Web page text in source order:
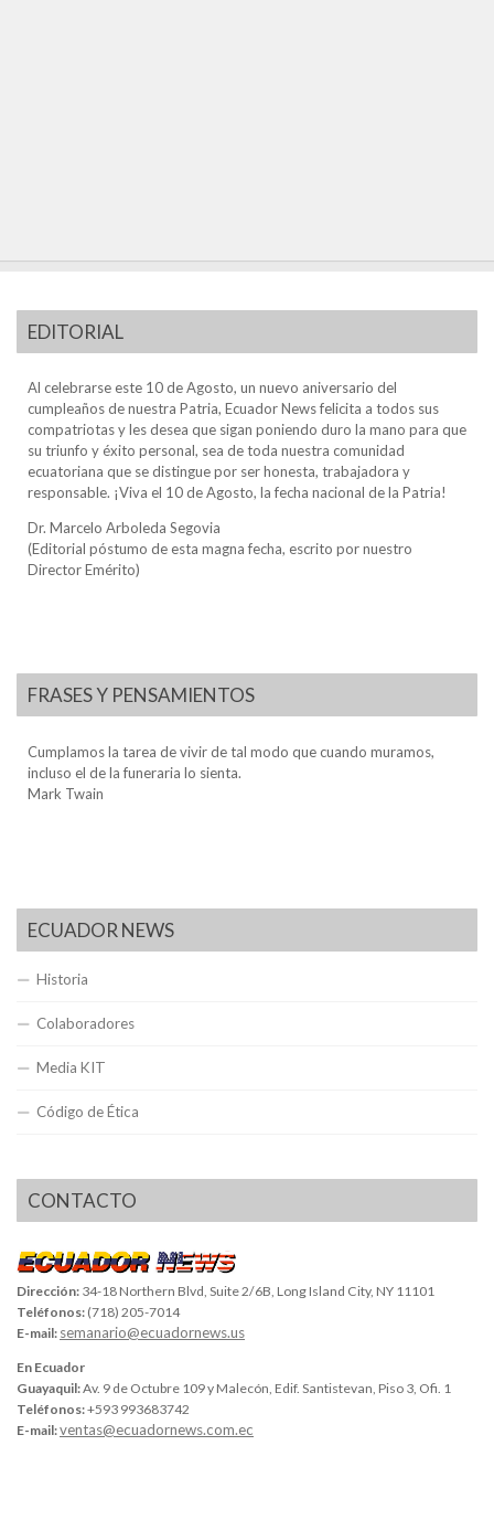
EDITORIAL
Al celebrarse este 10 de Agosto, un nuevo aniversario del
cumpleaños de nuestra Patria, Ecuador News felicita a todos sus
compatriotas y les desea que sigan poniendo duro la mano para que
su triunfo y éxito personal, sea de toda nuestra comunidad
ecuatoriana que se distingue por ser honesta, trabajadora y
responsable. ¡Viva el 10 de Agosto, la fecha nacional de la Patria!
Dr. Marcelo Arboleda Segovia
(Editorial póstumo de esta magna fecha, escrito por nuestro
Director Emérito)
FRASES Y PENSAMIENTOS
Cumplamos la tarea de vivir de tal modo que cuando muramos,
incluso el de la funeraria lo sienta.
Mark Twain
ECUADOR NEWS
Historia
Colaboradores
Media KIT
Código de Ética
CONTACTO
Dirección: 34-18 Northern Blvd, Suite 2/6B, Long Island City, NY 11101
Teléfonos: (718) 205-7014
E-mail: semanario@ecuadornews.us
En Ecuador
Guayaquil:Av. 9 de Octubre 109 y Malecón, Edif. Santistevan, Piso 3, Ofi. 1
Teléfonos:+593 993683742
E-mail:ventas@ecuadornews.com.ec